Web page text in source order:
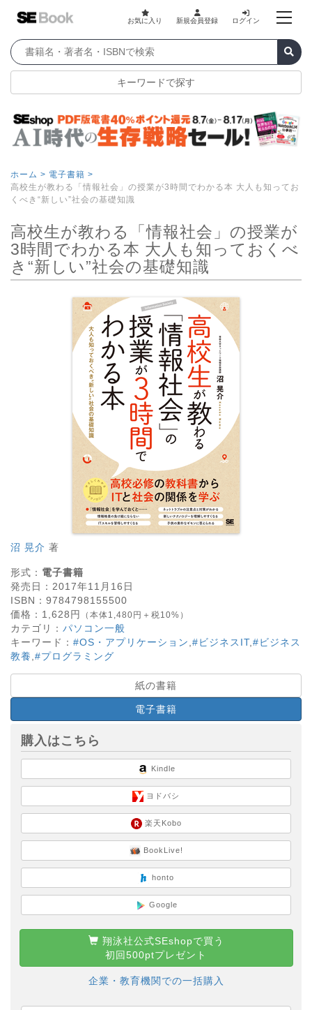
お気に入り 新規会員登録 ログイン
キーワードで探す
ホーム > 電子書籍 >
高校生が教わる「情報社会」の授業が3時間でわかる本 大人も知ってお
くべき“新しい”社会の基礎知識
高校生が教わる「情報社会」の授業が
3時間でわかる本 大人も知っておくべ
き“新しい”社会の基礎知識
沼 晃介 著
形式： 電子書籍
発売日： 2017年11月16日
ISBN： 9784798155500
価格： 1,628 円 （本体1,480円＋税10%）
カテゴリ： パソコン一般
キーワード： #OS・アプリケーション #ビジネスIT, #ビジネス
教養 #プログラミング
紙の書籍
電子書籍
購入はこちら
Kindle
ヨドバシ
楽天Kobo
BookLive!
honto
Google
翔泳社公式SEshopで買う
初回500ptプレゼント
企業・教育機関での一括購入